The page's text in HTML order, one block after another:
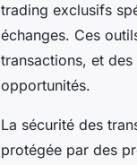
trading exclusifs
échanges. Ces
transactions, et
opportunités.
La sécurité des
protégée par des